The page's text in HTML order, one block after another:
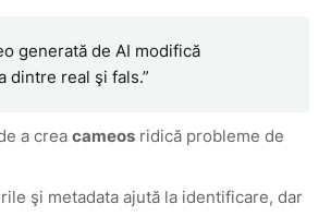
generată de AI modifică
dintre real şi fals.”
a crea cameos ridică probleme de
şi metadata ajută la identificare, dar